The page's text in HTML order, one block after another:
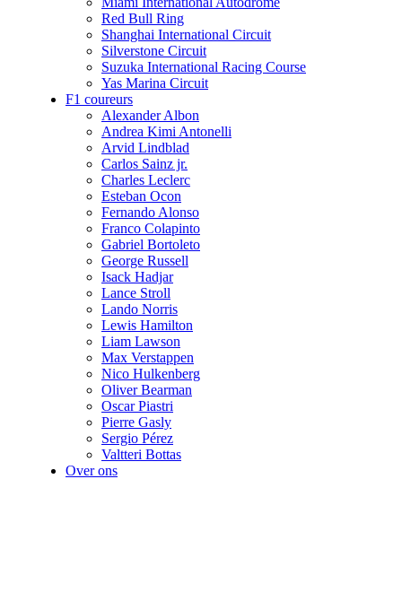
Red Bull Ring
Shanghai International Circuit
Silverstone Circuit
Suzuka International Racing Course
Yas Marina Circuit
F1 coureurs
Alexander Albon
Andrea Kimi Antonelli
Arvid Lindblad
Carlos Sainz jr.
Charles Leclerc
Esteban Ocon
Fernando Alonso
Franco Colapinto
Gabriel Bortoleto
George Russell
Isack Hadjar
Lance Stroll
Lando Norris
Lewis Hamilton
Liam Lawson
Max Verstappen
Nico Hulkenberg
Oliver Bearman
Oscar Piastri
Pierre Gasly
Sergio Pérez
Valtteri Bottas
Over ons